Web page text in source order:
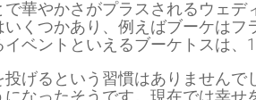
華やかさがプラスされるウェ
くつかあり、例えばブーケは
ベントといえるブーケトスは、
投げるという習慣はありません
になったそうです。現在では幸